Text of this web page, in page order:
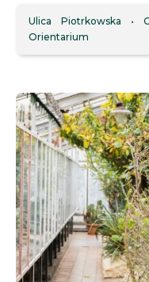
Ulica Piotrkowska
Orientarium